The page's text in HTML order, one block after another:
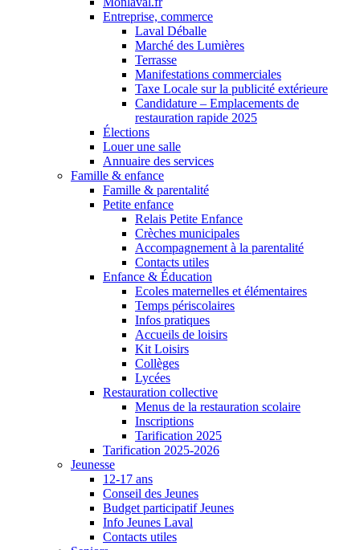
Entreprise, commerce
Laval Déballe
Marché des Lumières
Terrasse
Manifestations commerciales
Taxe Locale sur la publicité extérieure
Candidature – Emplacements de
restauration rapide 2025
Élections
Louer une salle
Annuaire des services
Famille & enfance
Famille & parentalité
Petite enfance
Relais Petite Enfance
Crèches municipales
Accompagnement à la parentalité
Contacts utiles
Enfance & Éducation
Ecoles maternelles et élémentaires
Temps périscolaires
Infos pratiques
Accueils de loisirs
Kit Loisirs
Collèges
Lycées
Restauration collective
Menus de la restauration scolaire
Inscriptions
Tarification 2025
Tarification 2025-2026
Jeunesse
12-17 ans
Conseil des Jeunes
Budget participatif Jeunes
Info Jeunes Laval
Contacts utiles